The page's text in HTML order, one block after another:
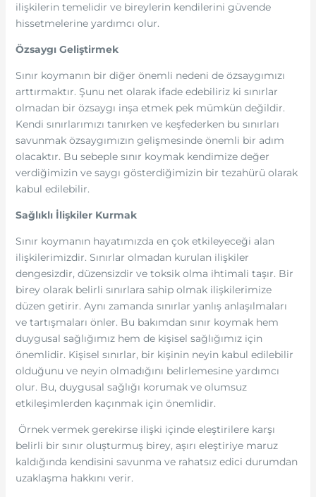
ilişkilerin temelidir ve bireylerin kendilerini güvende
hissetmelerine yardımcı olur.
Özsaygı Geliştirmek
Sınır koymanın bir diğer önemli nedeni de özsaygımızı
arttırmaktır. Şunu net olarak ifade edebiliriz ki sınırlar
olmadan bir özsaygı inşa etmek pek mümkün değildir.
Kendi sınırlarımızı tanırken ve keşfederken bu sınırları
savunmak özsaygımızın gelişmesinde önemli bir adım
olacaktır. Bu sebeple sınır koymak kendimize değer
verdiğimizin ve saygı gösterdiğimizin bir tezahürü olarak
kabul edilebilir.
Sağlıklı İlişkiler Kurmak
Sınır koymanın hayatımızda en çok etkileyeceği alan
ilişkilerimizdir. Sınırlar olmadan kurulan ilişkiler
dengesizdir, düzensizdir ve toksik olma ihtimali taşır. Bir
birey olarak belirli sınırlara sahip olmak ilişkilerimize
düzen getirir. Aynı zamanda sınırlar yanlış anlaşılmaları
ve tartışmaları önler. Bu bakımdan sınır koymak hem
duygusal sağlığımız hem de kişisel sağlığımız için
önemlidir. Kişisel sınırlar, bir kişinin neyin kabul edilebilir
olduğunu ve neyin olmadığını belirlemesine yardımcı
olur. Bu, duygusal sağlığı korumak ve olumsuz
etkileşimlerden kaçınmak için önemlidir.
Örnek vermek gerekirse ilişki içinde eleştirilere karşı
belirli bir sınır oluşturmuş birey, aşırı eleştiriye maruz
kaldığında kendisini savunma ve rahatsız edici durumdan
uzaklaşma hakkını verir.